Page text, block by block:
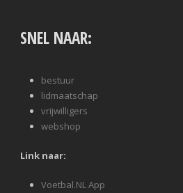
SNEL NAAR:
bestuur
lidmaatschap
vrijwilligers
webshop
Link naar:
Voetbal.NL App